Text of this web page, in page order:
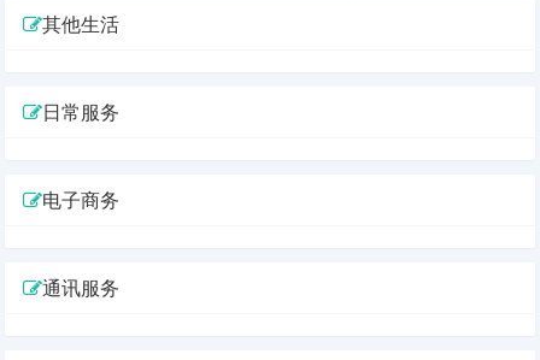
其他生活
日常服务
电子商务
通讯服务